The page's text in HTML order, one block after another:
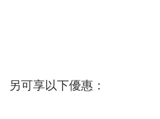
另可享以下優惠：